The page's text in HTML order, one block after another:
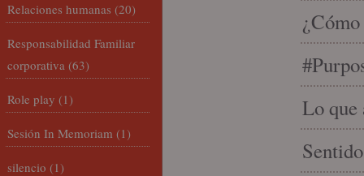
Lo que
Relaciones humanas (20)
Responsabilidad Familiar
corporativa (63)
Role play (1)
Sesión In Memoriam (1)
silencio (1)